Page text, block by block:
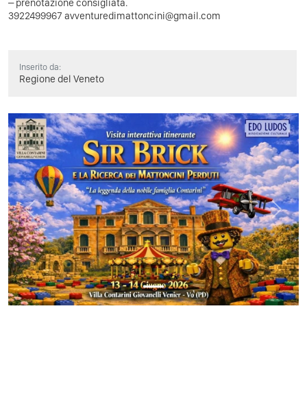
3922499967 avventuredimattoncini@gmail.com
Inserito da:
Regione del Veneto
Previous Next